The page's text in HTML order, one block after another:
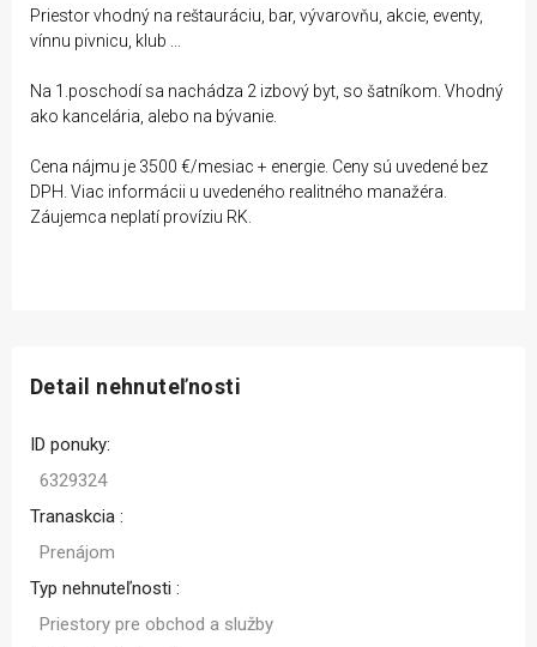
Priestor vhodný na reštauráciu, bar, vývarovňu, akcie, eventy,
vínnu pivnicu, klub ...
Na 1.poschodí sa nachádza 2 izbový byt, so šatníkom. Vhodný
ako kancelária, alebo na bývanie.
Cena nájmu je 3500 €/mesiac + energie. Ceny sú uvedené bez
DPH. Viac informácii u uvedeného realitného manažéra.
Záujemca neplatí províziu RK.
Detail nehnuteľnosti
ID ponuky:
6329324
Tranaskcia :
Prenájom
Typ nehnuteľnosti :
Priestory pre obchod a služby